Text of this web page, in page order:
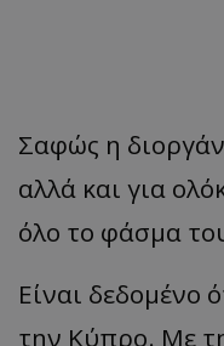
Σαφώς η
αλλά και για
όλο το φάσμα
Είναι δεδομένο
την Κύπρο. Με